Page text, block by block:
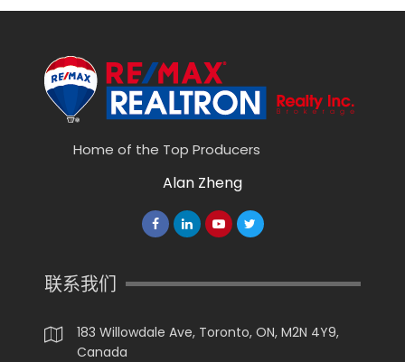
Home of the Top Producers
Alan Zheng
联系我们
183 Willowdale Ave, Toronto, ON, M2N 4Y9,
Canada